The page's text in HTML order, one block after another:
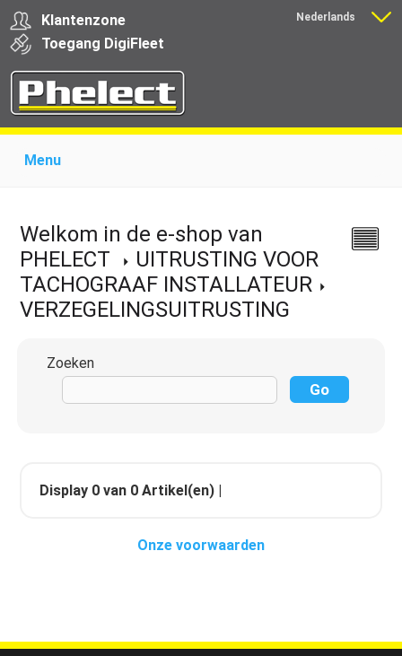
Klantenzone
Toegang DigiFleet
Nederlands
Menu
Producten voor transporteurs
Opleiding
Nieuws
Ondersteuning
Download Links Contact
Welkom in de e-shop van
PHELECT
UITRUSTING VOOR
TACHOGRAAF INSTALLATEUR
VERZEGELINGSUITRUSTING
Zoeken
Display 0 van 0 Artikel(en) |
Onze voorwaarden